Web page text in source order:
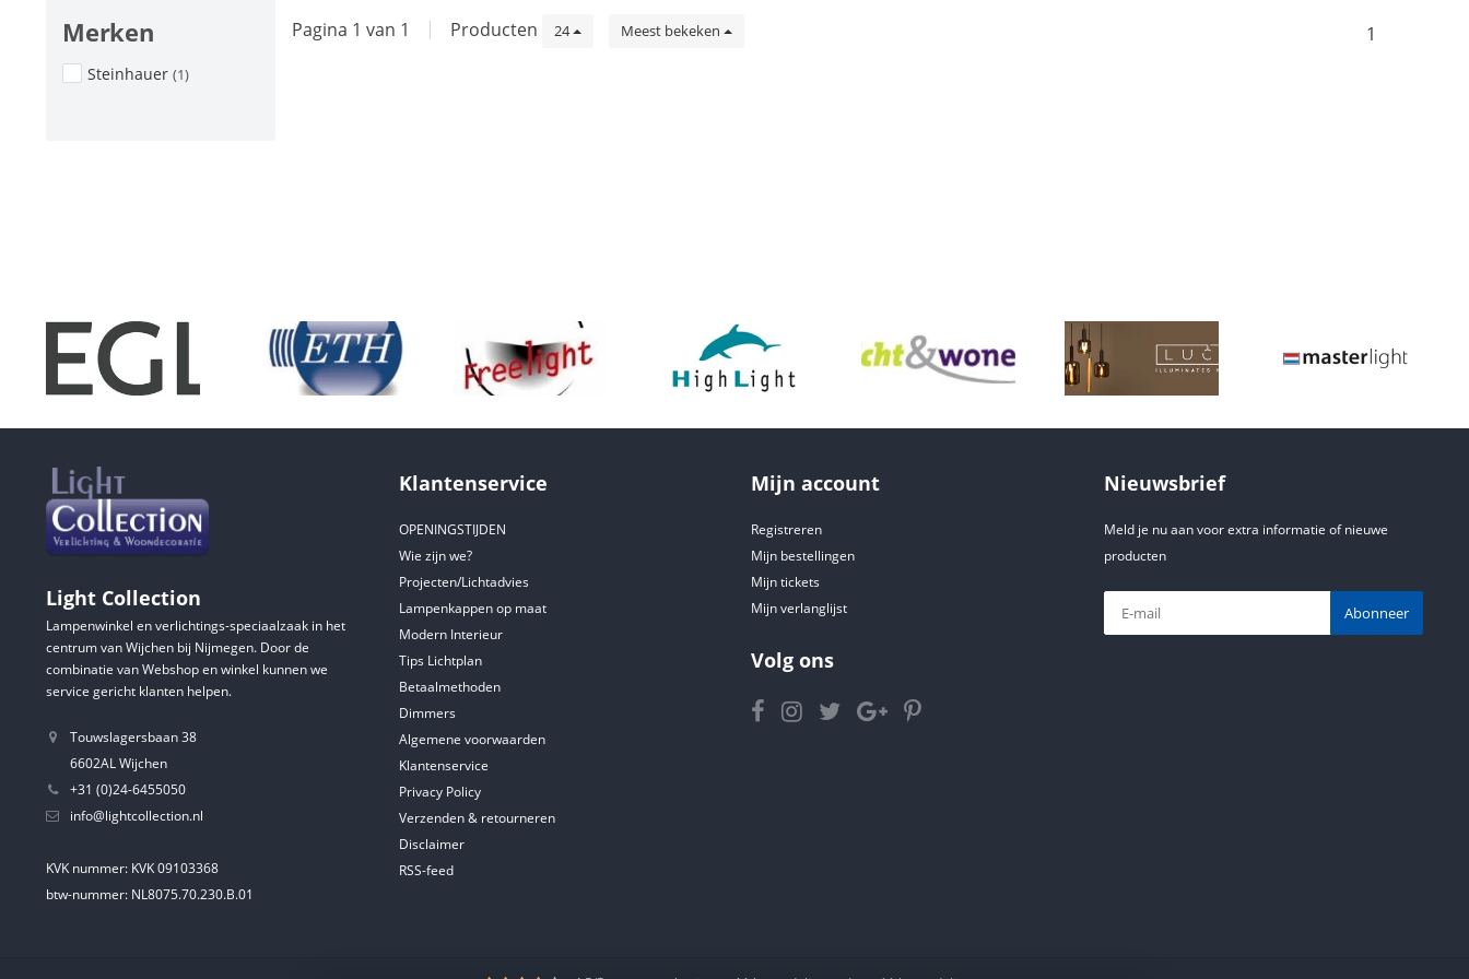
Merken
Steinhauer (1)
Pagina 1 van 1 | Producten 24 Meest bekeken 1
Light Collection
Lampenwinkel en verlichtings-speciaalzaak in het
centrum van Wijchen bij Nijmegen. Door de
combinatie van Webshop en winkel kunnen we
service gericht klanten helpen.
Touwslagersbaan 38
6602AL Wijchen
+31 (0)24-6455050
info@lightcollection.nl
KVK nummer: KVK 09103368
btw-nummer: NL8075.70.230.B.01
Klantenservice
OPENINGSTIJDEN
Wie zijn we?
Projecten/Lichtadvies
Lampenkappen op maat
Modern Interieur
Tips Lichtplan
Betaalmethoden
Dimmers
Algemene voorwaarden
Klantenservice
Privacy Policy
Verzenden & retourneren
Disclaimer
RSS-feed
Mijn account
Registreren
Mijn bestellingen
Mijn tickets
Mijn verlanglijst
Volg ons
Nieuwsbrief
Meld je nu aan voor extra informatie of nieuwe
producten
Abonneer